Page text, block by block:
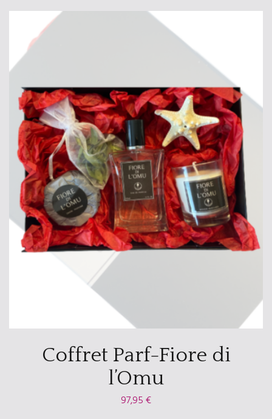
Coffret Parf-Fiore di
l’Omu
97,95€